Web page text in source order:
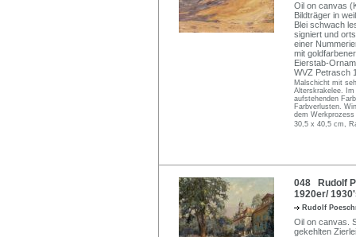
Oil on canvas
Bildträger in
Blei schwach
signiert und
einer
mit
Eierstab-
WVZ Petrasch
Malschicht mit
Alterskrakelee.
aufstehenden
Farbverlusten.
dem
30,5 x 40,5 cm,
048 Rudolf
1920er/
Rudolf
Oil on canvas.
gekehlten